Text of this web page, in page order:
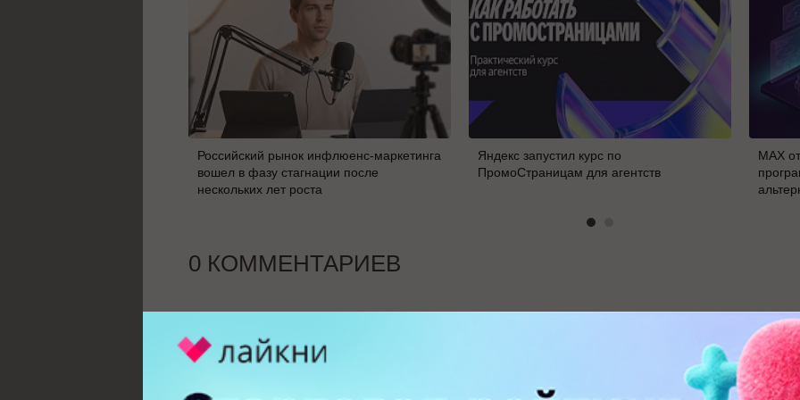
Российский рынок инфлюенс-маркетинга
вошел в фазу стагнации после
нескольких лет роста
Яндекс запустил курс по
ПромоСтраницам для агентств
MAX
0 КОММЕНТАРИЕВ